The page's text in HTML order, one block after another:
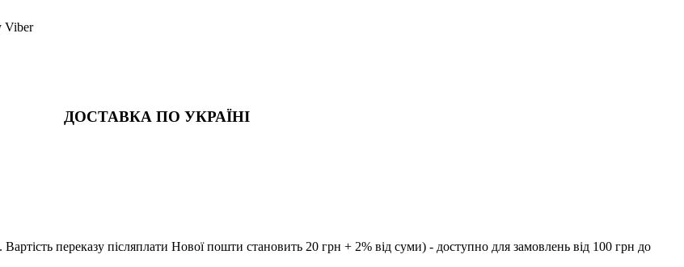
Viber
ДОСТАВКА ПО УКРАЇНІ
переказу післяплати Нової пошти становить 20 грн + 2% від суми) - доступно для замовлень від 100 грн до